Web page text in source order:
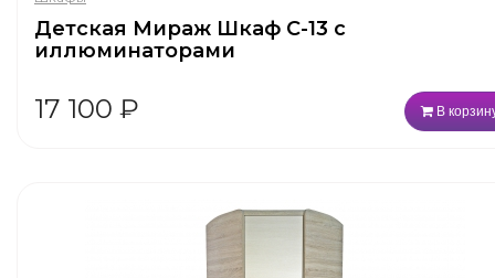
Детская Мираж Шкаф С-13 с
иллюминаторами
17 100 ₽ В